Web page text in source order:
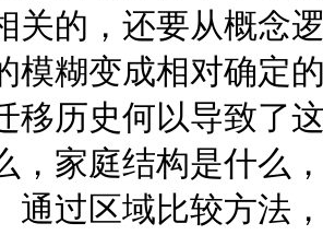
关的，还要从概念
模糊变成相对确定
移历史何以导致了
，家庭结构是什么
通过区域比较方法